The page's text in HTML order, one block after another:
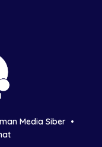
Media Siber